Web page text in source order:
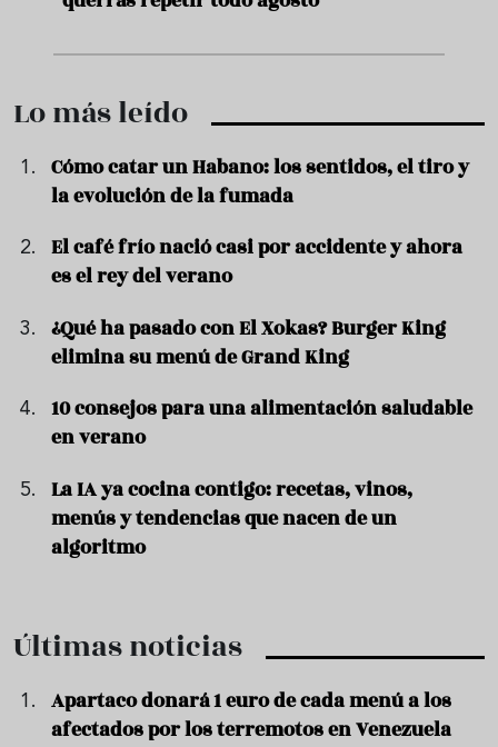
Lo más leído
Cómo catar un Habano: los sentidos, el tiro y
la evolución de la fumada
El café frío nació casi por accidente y ahora
es el rey del verano
¿Qué ha pasado con El Xokas? Burger King
elimina su menú de Grand King
10 consejos para una alimentación saludable
en verano
La IA ya cocina contigo: recetas, vinos,
menús y tendencias que nacen de un
algoritmo
Últimas noticias
Apartaco donará 1 euro de cada menú a los
afectados por los terremotos en Venezuela